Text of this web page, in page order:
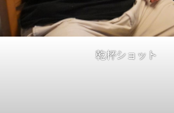
乾杯ショット